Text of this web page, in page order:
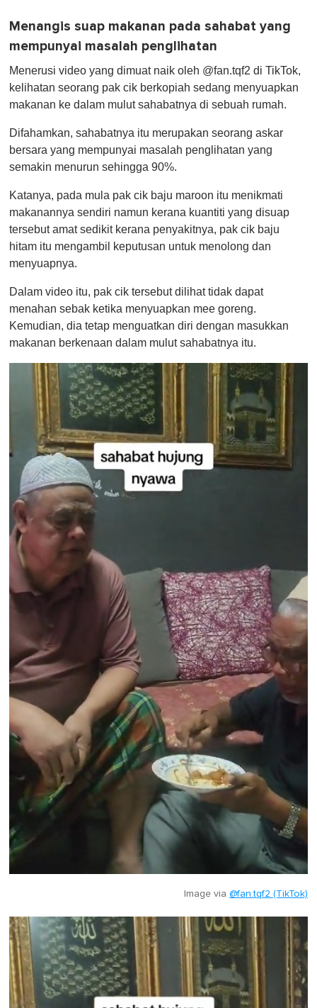
Menangis suap makanan pada sahabat yang
mempunyai masalah penglihatan
Menerusi video yang dimuat naik oleh @fan.tqf2 di TikTok,
kelihatan seorang pak cik berkopiah sedang menyuapkan
makanan ke dalam mulut sahabatnya di sebuah rumah.
Difahamkan, sahabatnya itu merupakan seorang askar
bersara yang mempunyai masalah penglihatan yang
semakin menurun sehingga 90%.
Katanya, pada mula pak cik baju maroon itu menikmati
makanannya sendiri namun kerana kuantiti yang disuap
tersebut amat sedikit kerana penyakitnya, pak cik baju
hitam itu mengambil keputusan untuk menolong dan
menyuapnya.
Dalam video itu, pak cik tersebut dilihat tidak dapat
menahan sebak ketika menyuapkan mee goreng.
Kemudian, dia tetap menguatkan diri dengan masukkan
makanan berkenaan dalam mulut sahabatnya itu.
Image via @fan.tqf2 (TikTok)